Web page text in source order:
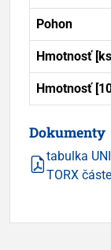
Pohon
Hmotnosť
Hmotnosť
Dokumenty
tabulka
TORX